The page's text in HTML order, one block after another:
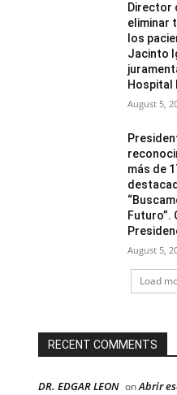
Director
eliminar
los
Jacinto
Hospital
August 5,
más de
Futuro”.
August 5,
Load
RECENT COMMENTS
DR. EDGAR LEON onAbrir